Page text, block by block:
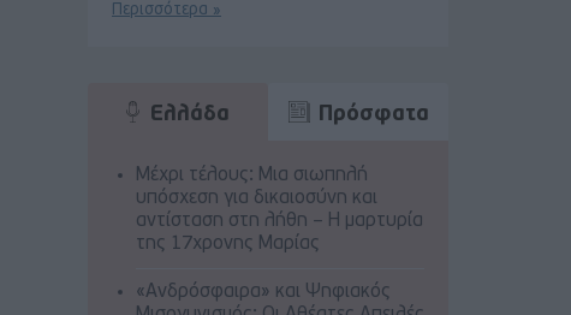
Περισσότερα »
Ελλάδα Πρόσφατα
Μέχρι τέλους: Μια σιωπηλή
υπόσχεση για δικαιοσύνη και
αντίσταση στη λήθη – Η μαρτυρία
της 17χρονης Μαρίας
«Ανδρόσφαιρα» και Ψηφιακός